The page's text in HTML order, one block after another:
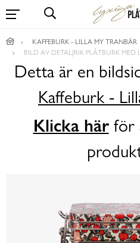
KAFFEBURK - LILLA MY TRANBÄR
BILD AV DETALJRIK PLÅTBURK MED
Detta är en
Kaffeburk -
Klicka härför